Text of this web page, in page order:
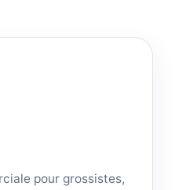
pour grossistes,